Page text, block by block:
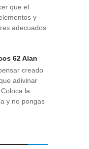
que el
y
adecuados
62 Alan
creado
adivinar
la
y no pongas